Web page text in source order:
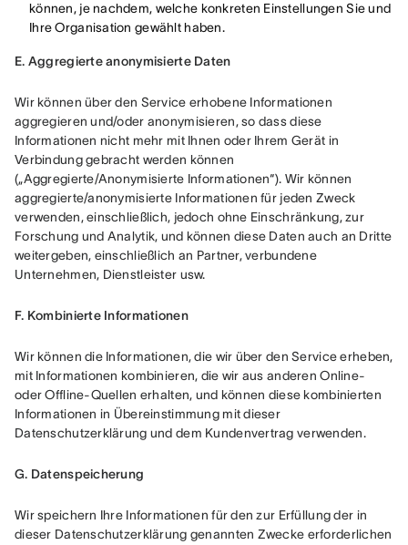
können, je nachdem, welche konkreten Einstellungen Sie und
Ihre Organisation gewählt haben.
E. Aggregierte anonymisierte Daten
Wir können über den Service erhobene Informationen
aggregieren und/oder anonymisieren, so dass diese
Informationen nicht mehr mit Ihnen oder Ihrem Gerät in
Verbindung gebracht werden können
(„Aggregierte/Anonymisierte Informationen“). Wir können
aggregierte/anonymisierte Informationen für jeden Zweck
verwenden, einschließlich, jedoch ohne Einschränkung, zur
Forschung und Analytik, und können diese Daten auch an Dritte
weitergeben, einschließlich an Partner, verbundene
Unternehmen, Dienstleister usw.
F. Kombinierte Informationen
Wir können die Informationen, die wir über den Service erheben,
mit Informationen kombinieren, die wir aus anderen Online-
oder Offline-Quellen erhalten, und können diese kombinierten
Informationen in Übereinstimmung mit dieser
Datenschutzerklärung und dem Kundenvertrag verwenden.
G. Datenspeicherung
Wir speichern Ihre Informationen für den zur Erfüllung der in
dieser Datenschutzerklärung genannten Zwecke erforderlichen